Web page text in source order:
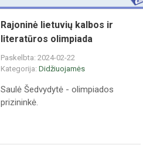
Rajoninė lietuvių kalbos ir
literatūros olimpiada
Paskelbta: 2024-02-22
Kategorija: Didžiuojamės
Saulė Šedvydytė - olimpiados
prizininkė.